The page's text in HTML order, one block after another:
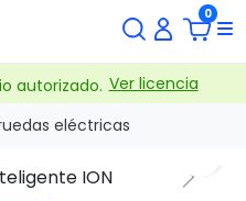
0
autorizado. Ver licencia
eléctricas
Next